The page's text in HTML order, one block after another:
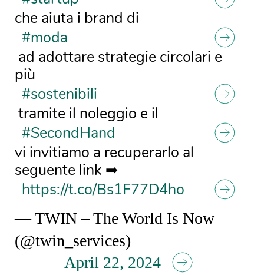
che aiuta i brand di
#moda
ad adottare strategie circolari e
più
#sostenibili
tramite il noleggio e il
#SecondHand
vi invitiamo a recuperarlo al
seguente link ➡
https://t.co/Bs1F77D4ho
— TWIN – The World Is Now
(@twin_services)
April 22, 2024